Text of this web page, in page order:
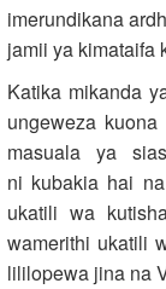
imerundikana
jamii ya kimataifa
Katika mikanda
ungeweza
masuala ya
ni kubakia hai
ukatili wa
wamerithi ukatili
lililopewa jina na